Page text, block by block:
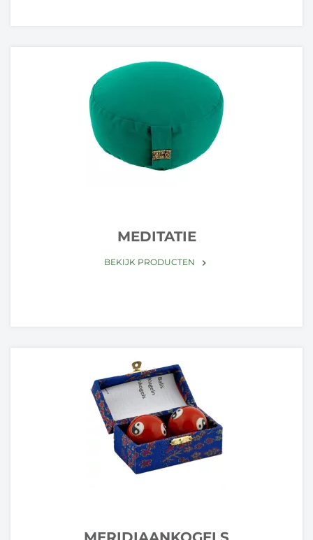
MEDITATIE
BEKIJK PRODUCTEN keyboard_arrow_right